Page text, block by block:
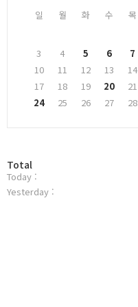
일 월 화 수 목
3
4 5 6 7
10
11 12 13 14
17
18 19 20 21
24
25 26 27 28
방
문
자
Total
Today :
Yesterday :